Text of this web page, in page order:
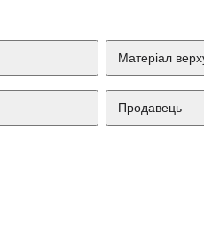
Матеріал
Продавець